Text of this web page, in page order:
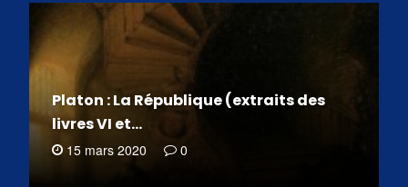
Platon : La République (extraits des
livres VI et…
15 mars 2020 0